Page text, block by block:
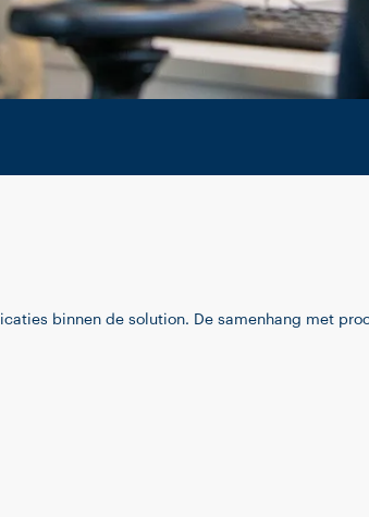
binnen de solution. De samenhang met